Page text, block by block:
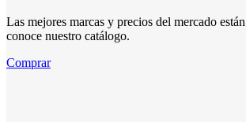
Las mejores marcas y precios del mercado
conoce nuestro catálogo.
Comprar